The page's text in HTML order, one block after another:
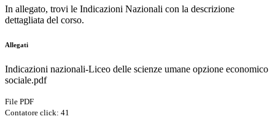
In allegato, trovi le Indicazioni Nazionali con la descrizione
dettagliata del corso.
Allegati
Indicazioni nazionali-Liceo delle scienze umane opzione economico
sociale.pdf
File PDF
Contatore click: 41